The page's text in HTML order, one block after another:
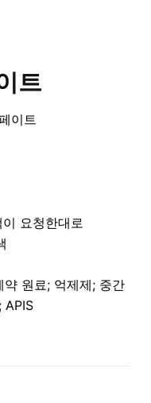
트
이트
요청한대로
원료; 억제제; 중간
APIS